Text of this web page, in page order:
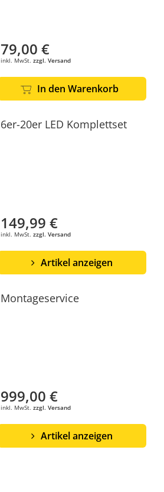
79,00 €
inkl. MwSt.zzgl. Versand
In den Warenkorb
6er-20er LED Komplettset
149,99 €
inkl. MwSt.zzgl. Versand
Artikel anzeigen
Montageservice
999,00 €
inkl. MwSt.zzgl. Versand
Artikel anzeigen